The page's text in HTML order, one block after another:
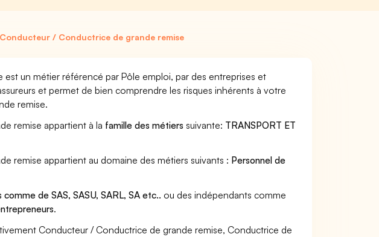
/ Conductrice de grande remise
un métier référencé par Pôle emploi, par des entreprises et
et permet de bien comprendre les risques inhérents à votre
remise.
remise appartient à la famille des métiers suivante: TRANSPORT ET
remise appartient au domaine des métiers suivants : Personnel de
de SAS, SASU, SARL, SA etc.. ou des indépendants comme
.
Conducteur / Conductrice de grande remise, Conductrice de